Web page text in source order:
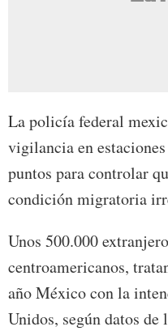
La policía federal
vigilancia en
puntos para controlar
condición migratoria
Unos 500.000
centroamericanos,
año México con la
Unidos, según datos